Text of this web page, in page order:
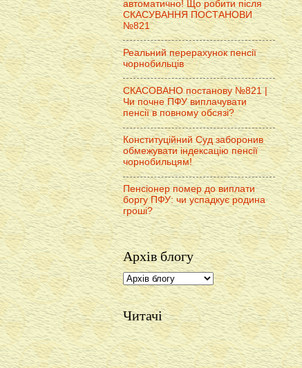
автоматично! Що робити після
СКАСУВАННЯ ПОСТАНОВИ
№821
Реальний перерахунок пенсії
чорнобильців
СКАСОВАНО постанову №821 |
Чи почне ПФУ виплачувати
пенсії в повному обсязі?
Конституційний Суд заборонив
обмежувати індексацію пенсії
чорнобильцям!
Пенсіонер помер до виплати
боргу ПФУ: чи успадкує родина
гроші?
Архів блогу
Читачі